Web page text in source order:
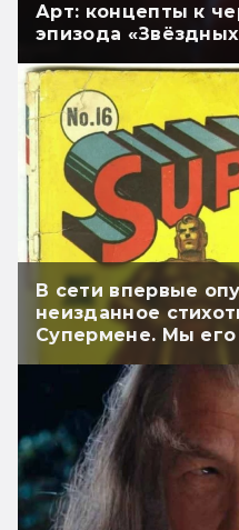
Арт: концепты к
эпизода
В сети впервые
неизданное
Супермене. Мы